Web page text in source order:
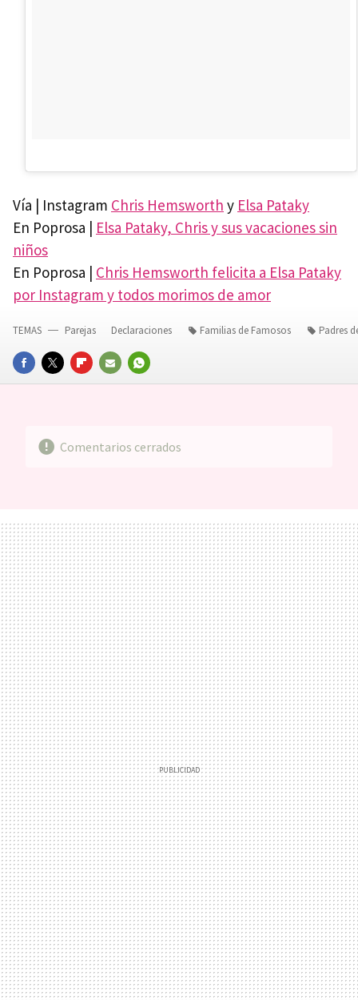
Vía | Instagram Chris Hemsworth y Elsa Pataky
En Poprosa | Elsa Pataky, Chris y sus vacaciones sin
niños
En Poprosa | Chris Hemsworth felicita a Elsa Pataky
por Instagram y todos morimos de amor
FACEBOOKTWITTERFLIPBOARD
E-
WHATSAPP
TEMAS Parejas Declaraciones Familias de Famosos Padres
Comentarios cerrados